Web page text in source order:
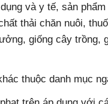
và y tế, sản
thải chăn nuôi,
giống cây trồng,
thuộc danh mục